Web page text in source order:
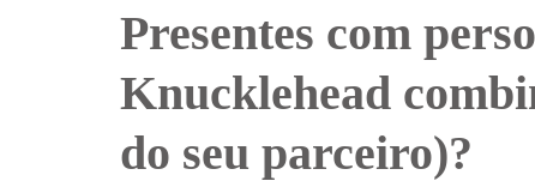
Presentes com
Knucklehead
do seu parceiro)?